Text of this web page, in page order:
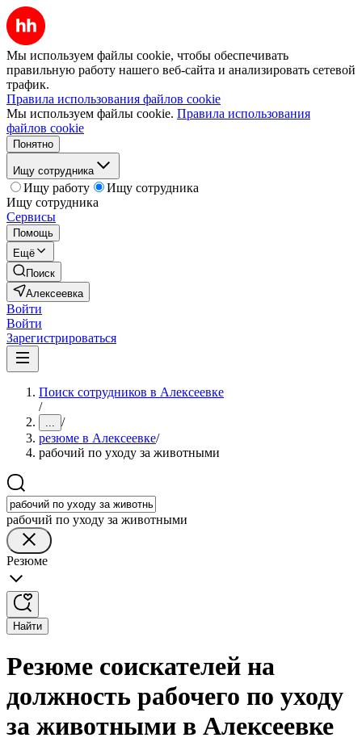
Мы используем файлы cookie, чтобы обеспечивать
правильную работу нашего веб-сайта и анализировать сетевой
трафик.
Правила использования файлов cookie
Мы используем файлы cookie. Правила использования
файлов cookie
Понятно
Ищу сотрудника
Ищу работу
Ищу сотрудника
Ищу сотрудника
Сервисы
Помощь
Ещё
Поиск
Алексеевка
Войти
Войти
Зарегистрироваться
Поиск сотрудников в Алексеевке
/
... /
резюме в Алексеевке/
рабочий по уходу за животными
рабочий по уходу за животными
Резюме
Найти
Резюме соискателей на
должность рабочего по уходу
за животными в Алексеевке